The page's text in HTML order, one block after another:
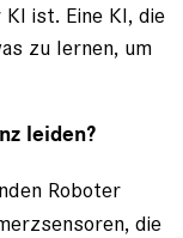
ist. Eine KI, die
zu lernen, um
leiden?
Roboter
die